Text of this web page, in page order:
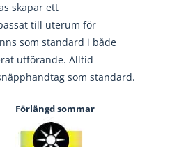
skapar ett
till uterum för
som standard i både
utförande. Alltid
som standard.
Förlängd sommar